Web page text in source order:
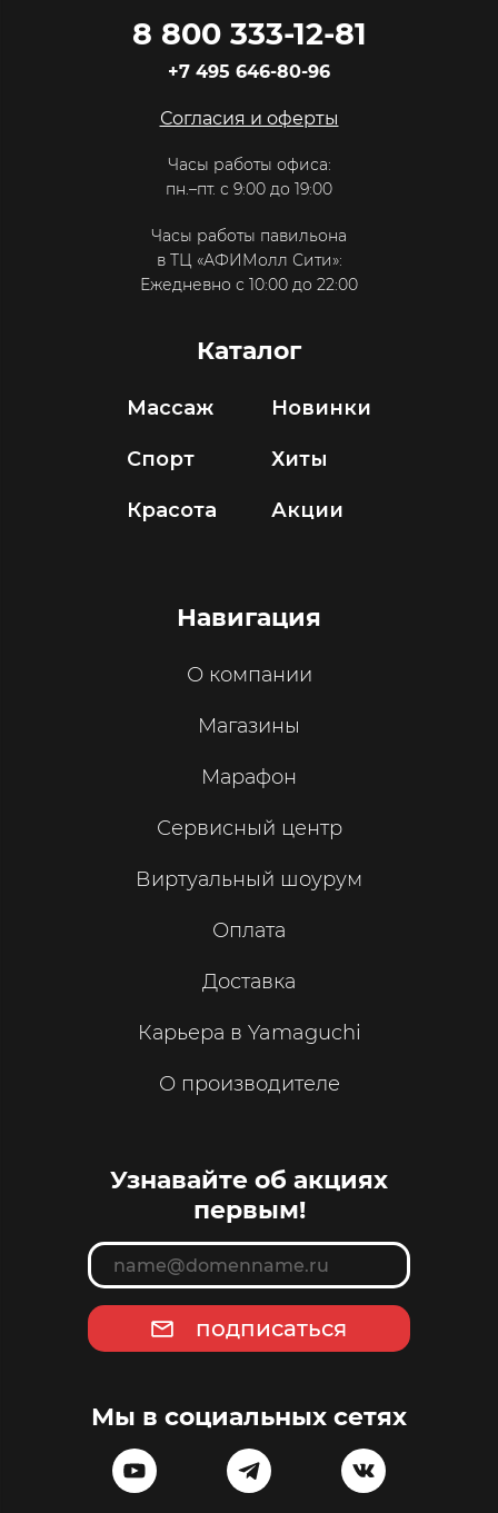
8 800 333-12-81
+7 495 646-80-96
Согласия и оферты
Часы работы офиса:
пн.–пт. с 9:00 до 19:00
Часы работы павильона
в ТЦ «АФИМолл Сити»:
Ежедневно с 10:00 до 22:00
Каталог
Массаж
Спорт
Красота
Новинки
Хиты
Акции
Навигация
О компании
Магазины
Марафон
Сервисный центр
Виртуальный шоурум
Оплата
Доставка
Карьера в Yamaguchi
О производителе
Узнавайте об акциях
первым!
подписаться
Мы в социальных сетях